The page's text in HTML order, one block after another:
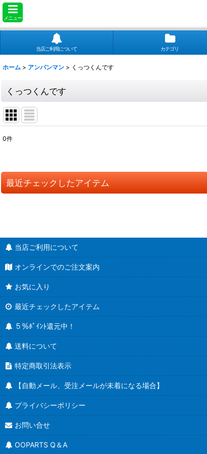
メニュー
当店ご利用について カテゴリ
ホーム > アンパンマン > くっつくんです
くっつくんです
並び順:
0件
最近チェックしたアイテム
当店ご利用について
オンラインでのご注文案内
お気に入り
最近チェックしたアイテム
５％ﾎﾟｲﾝﾄ還元中！
送料について
特定商取引法表示
【自動メール、受注メールが未着になる場合】
プライバシーポリシー
お問い合せ
OOPARTS Q＆A